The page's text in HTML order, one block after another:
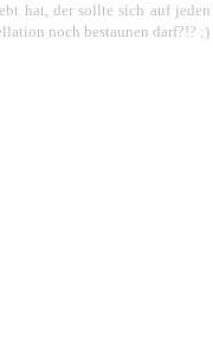
hat, der sollte sich auf
noch bestaunen darf?!? ;)